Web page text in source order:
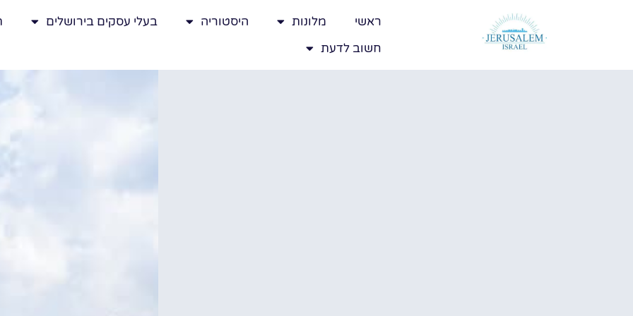
ראשי מלונות היסטוריה בעלי עסקים בירושלים
חשוב לדעת